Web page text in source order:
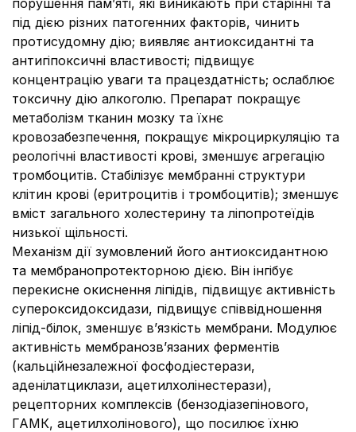
порушення пам’яті, які виникають при старінні та
під дією різних патогенних факторів, чинить
протисудомну дію; виявляє антиоксидантні та
антигіпоксичні властивості; підвищує
концентрацію уваги та працездатність; ослаблює
токсичну дію алкоголю. Препарат покращує
метаболізм тканин мозку та їхнє
кровозабезпечення, покращує мікроциркуляцію та
реологічні властивості крові, зменшує агрегацію
тромбоцитів. Стабілізує мембранні структури
клітин крові (еритроцитів і тромбоцитів); зменшує
вміст загального холестерину та ліпопротеїдів
низької щільності.
Механізм дії зумовлений його антиоксидантною
та мембранопротекторною дією. Він інгібує
перекисне окиснення ліпідів, підвищує активність
супероксидоксидази, підвищує співвідношення
ліпід-білок, зменшує в’язкість мембрани. Модулює
активність мембранозв’язаних ферментів
(кальційнезалежної фосфодіестерази,
аденілатциклази, ацетилхолінестерази),
рецепторних комплексів (бензодіазепінового,
ГАМК, ацетилхолінового), що посилює їхню